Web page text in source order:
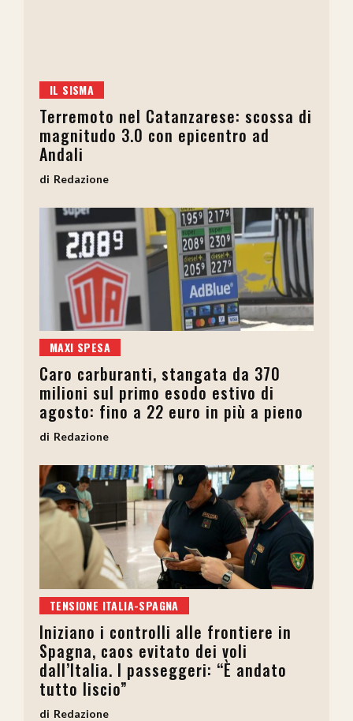
IL SISMA
Terremoto nel Catanzarese: scossa di
magnitudo 3.0 con epicentro ad
Andali
Redazione
MAXI SPESA
Caro carburanti, stangata da 370
milioni sul primo esodo estivo di
agosto: fino a 22 euro in più a pieno
Redazione
TENSIONE ITALIA-SPAGNA
Iniziano i controlli alle frontiere in
Spagna, caos evitato dei voli
dall’Italia. I passeggeri: “È andato
tutto liscio”
Redazione